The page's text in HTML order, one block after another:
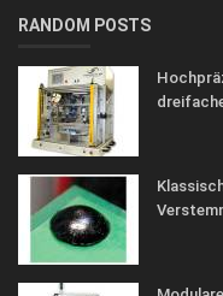
RANDOM POSTS